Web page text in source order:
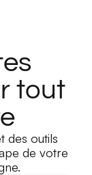
tout
des outils
de votre